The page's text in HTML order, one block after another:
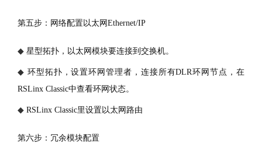
第五步：网络配置以太网 Ethernet/IP
◆ 星型拓扑，以太网模块要连接到交换机。
◆ 环型拓扑，设置环网管理者，连接所有DLR环网节点，在
RSLinx Classic中查看环网状态。
◆ RSLinx Classic里设置以太网路由
第六步：冗余模块配置